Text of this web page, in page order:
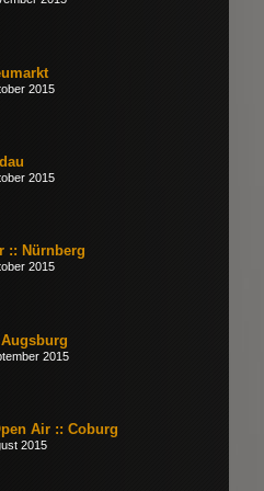
2015
2015
:: Nürnberg
2015
2015
Air :: Coburg
2015